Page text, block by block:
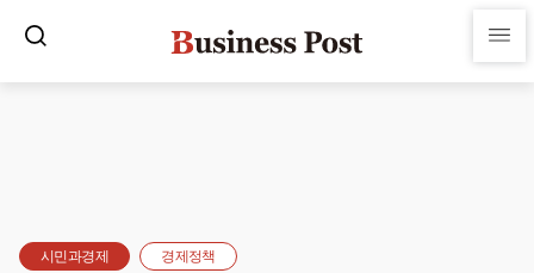
시민과경제 경제정책